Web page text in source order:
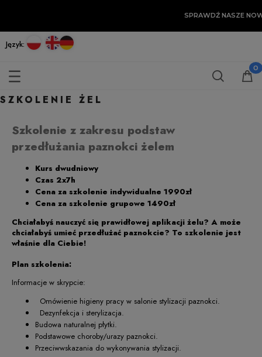
SPRAWDŹ NASZE
Język:
SZKOLENIE ŻEL
Szkolenie z zakresu podstaw
przedłużania paznokci żelem
Kurs dwudniowy
Czas 2x7h
Cena za szkolenie indywidualne 1990zł
Cena za szkolenie grupowe 1490zł
Chciałabyś nauczyć się prawidłowej aplikacji żelu? A może
chciałabyś umieć przedłużać paznokcie? To szkolenie jest
właśnie dla Ciebie!
Plan szkolenia:
Informacje w skrypcie:
Omówienie higieny pracy w salonie stylizacji paznokci.
Dezynfekcja i sterylizacja.
Budowa naturalnej płytki.
Podstawowe choroby/urazy paznokci.
Przeciwwskazania do wykonywania stylizacji.